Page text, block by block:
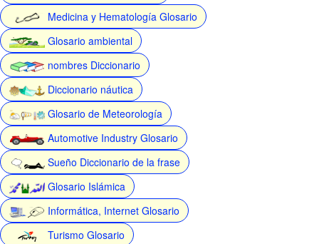
Medicina y Hematología Glosario
Glosario ambiental
nombres Diccionario
Diccionario náutica
Glosario de Meteorología
Automotive Industry Glosario
Sueño Diccionario de la frase
Glosario Islámica
Informática, Internet Glosario
Turismo Glosario